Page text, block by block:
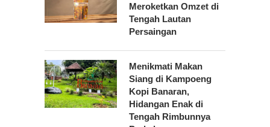
Meroketkan Omzet di
Tengah Lautan
Persaingan
Menikmati Makan
Siang di Kampoeng
Kopi Banaran,
Hidangan Enak di
Tengah Rimbunnya